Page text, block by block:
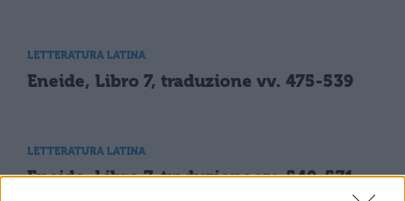
LETTERATURA LATINA
Eneide, Libro 7, traduzione vv. 475-539
LETTERATURA LATINA
Eneide, Libro 7, traduzione vv. 540-571